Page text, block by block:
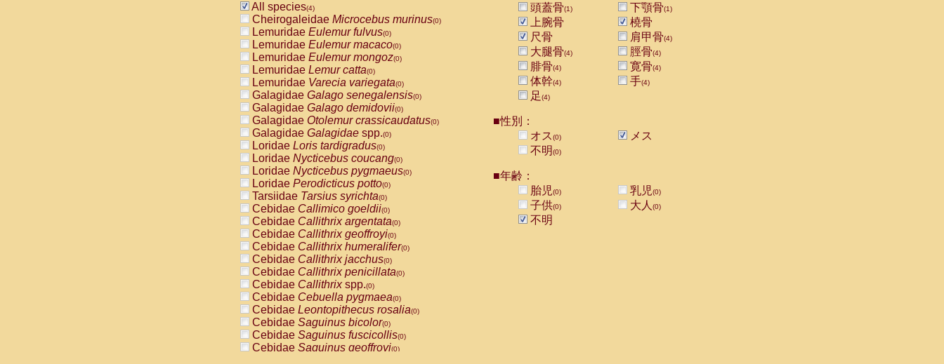
All species(4)
Cheirogaleidae Microcebus murinus(0)
Lemuridae Eulemur fulvus(0)
Lemuridae Eulemur macaco(0)
Lemuridae Eulemur mongoz(0)
Lemuridae Lemur catta(0)
Lemuridae Varecia variegata(0)
Galagidae Galago senegalensis(0)
Galagidae Galago demidovii(0)
Galagidae Otolemur crassicaudatus(0)
Galagidae Galagidae spp.(0)
Loridae Loris tardigradus(0)
Loridae Nycticebus coucang(0)
Loridae Nycticebus pygmaeus(0)
Loridae Perodicticus potto(0)
Tarsiidae Tarsius syrichta(0)
Cebidae Callimico goeldii(0)
Cebidae Callithrix argentata(0)
Cebidae Callithrix geoffroyi(0)
Cebidae Callithrix humeralifer(0)
Cebidae Callithrix jacchus(0)
Cebidae Callithrix penicillata(0)
Cebidae Callithrixspp.(0)
Cebidae Cebuella pygmaea(0)
Cebidae Leontopithecus rosalia(0)
Cebidae Saguinus bicolor(0)
Cebidae Saguinus fuscicollis(0)
Cebidae Saguinus geoffroyi(0)
頭蓋骨(1) 下顎骨(1)
上腕骨
橈骨
尺骨
肩甲骨(4)
大腿骨(4) 脛骨(4)
腓骨(4) 寛骨(4)
体幹(4) 手(4)
足(4)
■性別：
オス(0)
メス
不明(0)
■年齢：
胎児(0) 乳児(0)
子供(0) 大人 (0)
不明